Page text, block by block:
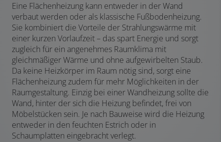
Eine Flächenheizung kann entweder in der Wand
verbaut werden oder als klassische Fußbodenheizung.
Sie kombiniert die Vorteile der Strahlungswärme mit
einer kurzen Vorlaufzeit – das spart Energie und sorgt
zugleich für ein angenehmes Raumklima mit
gleichmäßiger Wärme und ohne aufgewirbelten Staub.
Da keine Heizkörper im Raum nötig sind, sorgt eine
Flächenheizung zudem für mehr Möglichkeiten in der
Raumgestaltung. Einzig bei einer Wandheizung sollte die
Wand, hinter der sich die Heizung befindet, frei von
Möbelstücken sein. Je nach Bauweise wird die Heizung
entweder in den feuchten Estrich oder in
Schaumplatten eingebracht verlegt.